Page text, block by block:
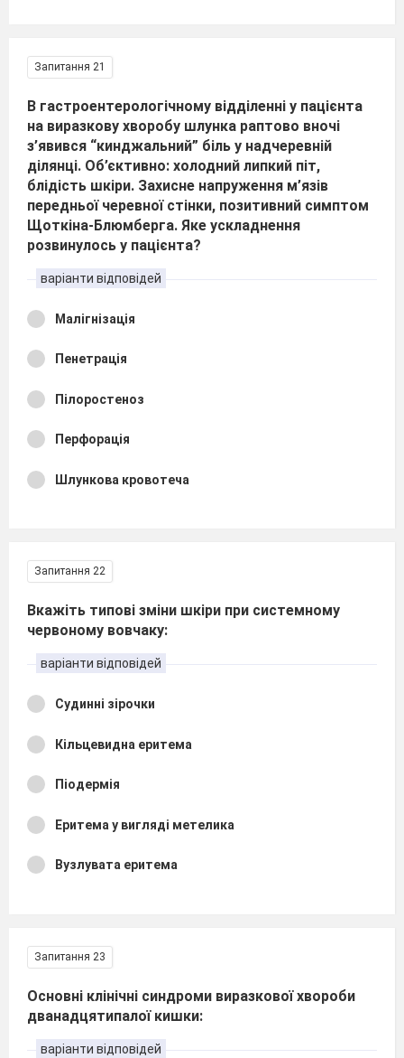
Запитання 21
В гастроентерологічному відділенні у пацієнта
на виразкову хворобу шлунка раптово вночі
з’явився “кинджальний” біль у надчеревній
ділянці. Об’єктивно: холодний липкий піт,
блідість шкіри. Захисне напруження м’язів
передньої черевної стінки, позитивний симптом
Щоткіна-Блюмберга. Яке ускладнення
розвинулось у пацієнта?
варіанти відповідей
Малігнізація
Пенетрація
Пілоростеноз
Перфорація
Шлункова кровотеча
Запитання 22
Вкажіть типові зміни шкіри при системному
червоному вовчаку:
варіанти відповідей
Судинні зірочки
Кільцевидна еритема
Піодермія
Еритема у вигляді метелика
Вузлувата еритема
Запитання 23
Основні клінічні синдроми виразкової хвороби
дванадцятипалої кишки:
варіанти відповідей